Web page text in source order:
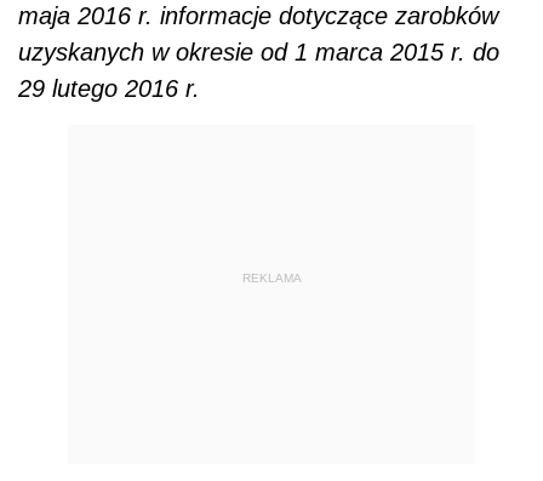
maja 2016 r. informacje dotyczące zarobków
uzyskanych w okresie od 1 marca 2015 r. do
29 lutego 2016 r.
REKLAMA